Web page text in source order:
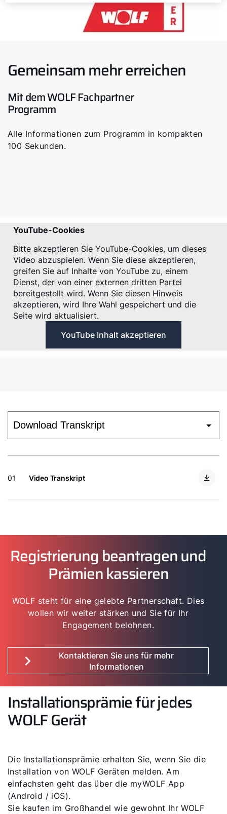
Gemeinsam mehr erreichen
Mit dem WOLF Fachpartner
Programm
Alle Informationen zum Programm in kompakten
100 Sekunden.
YouTube-Cookies
Bitte akzeptieren Sie YouTube-Cookies, um dieses
Video abzuspielen. Wenn Sie diese akzeptieren,
greifen Sie auf Inhalte von YouTube zu, einem
Dienst, der von einer externen dritten Partei
bereitgestellt wird. Wenn Sie diesen Hinweis
akzeptieren, wird Ihre Wahl gespeichert und die
Seite wird aktualisiert.
YouTube Inhalt akzeptieren
01 Video Transkript
Registrierung beantragen und
Prämien kassieren
WOLF steht für eine gelebte Partnerschaft. Dies
wollen wir weiter stärken und Sie für Ihr
Engagement belohnen.
Kontaktieren Sie uns für mehr
Informationen
Installationsprämie für jedes
WOLF Gerät
Die Installationsprämie erhalten Sie, wenn Sie die
Installation von WOLF Geräten melden. Am
einfachsten geht das über die myWOLF App
(Android / iOS).
Sie kaufen im Großhandel wie gewohnt Ihr WOLF
Servus!
Wie können wir helfen?
Werkskundendienst
Downloads
Wichtige Links
Service App